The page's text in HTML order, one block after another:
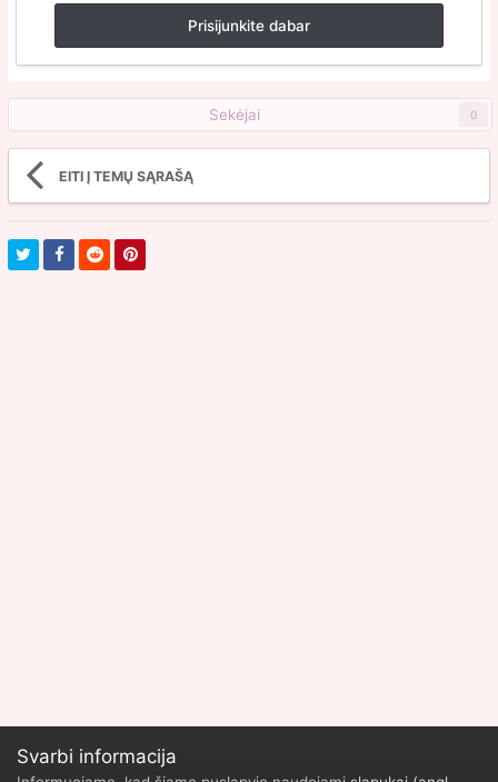
Prisijunkite dabar
Sekėjai 0
EITI Į TEMŲ SĄRAŠĄ
Svarbi informacija